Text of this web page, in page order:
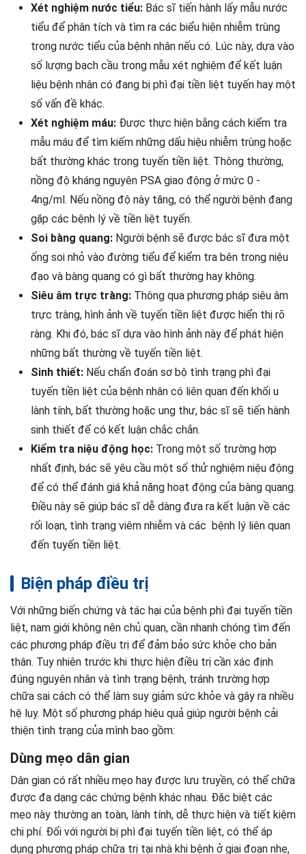
Xét nghiệm nước tiểu: Bác sĩ tiến hành lấy mẫu nước
tiểu để phân tích và tìm ra các biểu hiện nhiễm trùng
trong nước tiểu của bệnh nhân nếu có. Lúc này, dựa vào
số lượng bạch cầu trong mẫu xét nghiệm để kết luận
liệu bệnh nhân có đang bị phì đại tiền liệt tuyến hay một
số vấn đề khác.
Xét nghiệm máu: Được thực hiện bằng cách kiểm tra
mẫu máu để tìm kiếm những dấu hiệu nhiễm trùng hoặc
bất thường khác trong tuyến tiền liệt. Thông thường,
nồng độ kháng nguyên PSA giao động ở mức 0 -
4ng/ml. Nếu nồng độ này tăng, có thể người bệnh đang
gặp các bệnh lý về tiền liệt tuyến.
Soi bàng quang: Người bệnh sẽ được bác sĩ đưa một
ống soi nhỏ vào đường tiểu để kiểm tra bên trong niệu
đạo và bàng quang có gì bất thường hay không.
Siêu âm trực tràng: Thông qua phương pháp siêu âm
trực tràng, hình ảnh về tuyến tiền liệt được hiển thị rõ
ràng. Khi đó, bác sĩ dựa vào hình ảnh này để phát hiện
những bất thường về tuyến tiền liệt.
Sinh thiết: Nếu chẩn đoán sơ bộ tình trạng phì đại
tuyến tiền liệt của bệnh nhân có liên quan đến khối u
lành tính, bất thường hoặc ung thư, bác sĩ sẽ tiến hành
sinh thiết để có kết luận chắc chắn.
Kiểm tra niệu động học: Trong một số trường hợp
nhất định, bác sẽ yêu cầu một số thử nghiệm niệu động
để có thể đánh giá khả năng hoạt động của bàng quang.
Điều này sẽ giúp bác sĩ dễ dàng đưa ra kết luận về các
rối loạn, tình trạng viêm nhiễm và các bệnh lý liên quan
đến tuyến tiền liệt.
Biện pháp điều trị
Với những biến chứng và tác hại của bệnh phì đại tuyến tiền
liệt, nam giới không nên chủ quan, cần nhanh chóng tìm đến
các phương pháp điều trị để đảm bảo sức khỏe cho bản
thân. Tuy nhiên trước khi thực hiện điều trị cần xác định
đúng nguyên nhân và tình trạng bệnh, tránh trường hợp
chữa sai cách có thể làm suy giảm sức khỏe và gây ra nhiều
hệ lụy. Một số phương pháp hiệu quả giúp người bệnh cải
thiện tình trạng của mình bao gồm:
Dùng mẹo dân gian
Dân gian có rất nhiều mẹo hay được lưu truyền, có thể chữa
được đa dạng các chứng bệnh khác nhau. Đặc biệt các
mẹo này thường an toàn, lành tính, dễ thực hiện và tiết kiệm
chi phí. Đối với người bị phì đại tuyến tiền liệt, có thể áp
dụng phương pháp chữa trị tại nhà khi bệnh ở giai đoạn nhẹ,